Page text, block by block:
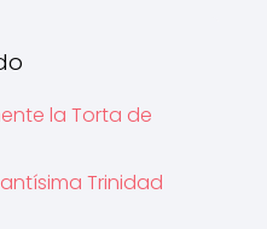
la Torta de
Trinidad